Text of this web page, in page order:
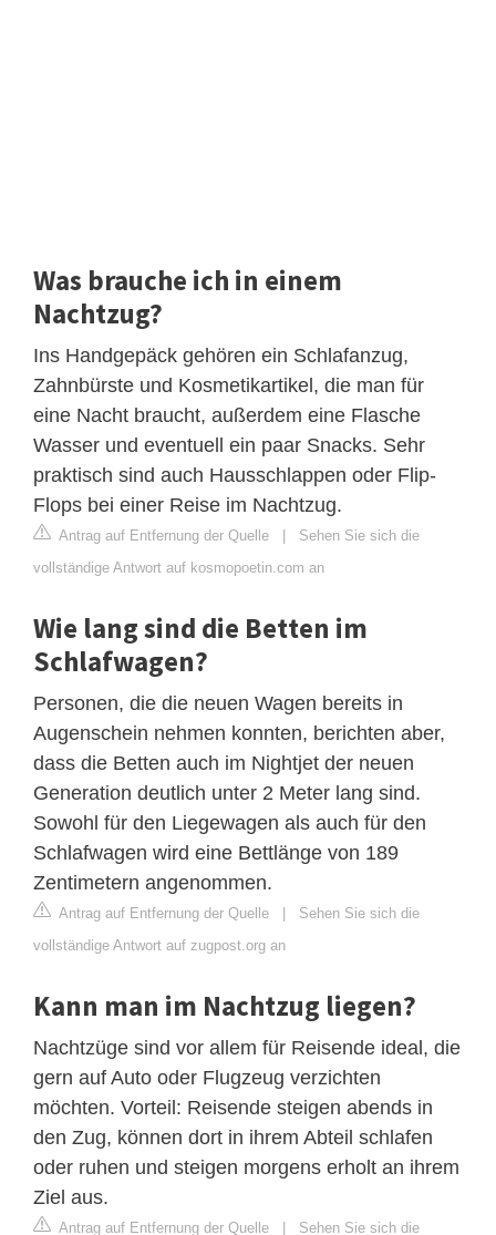
Was brauche ich in einem
Nachtzug?
Ins Handgepäck gehören ein Schlafanzug,
Zahnbürste und Kosmetikartikel, die man für
eine Nacht braucht, außerdem eine Flasche
Wasser und eventuell ein paar Snacks. Sehr
praktisch sind auch Hausschlappen oder Flip-
Flops bei einer Reise im Nachtzug.
Antrag auf Entfernung der Quelle | Sehen Sie sich die
vollständige Antwort auf kosmopoetin.com an
Wie lang sind die Betten im
Schlafwagen?
Personen, die die neuen Wagen bereits in
Augenschein nehmen konnten, berichten aber,
dass die Betten auch im Nightjet der neuen
Generation deutlich unter 2 Meter lang sind.
Sowohl für den Liegewagen als auch für den
Schlafwagen wird eine Bettlänge von 189
Zentimetern angenommen.
Antrag auf Entfernung der Quelle | Sehen Sie sich die
vollständige Antwort auf zugpost.org an
Kann man im Nachtzug liegen?
Nachtzüge sind vor allem für Reisende ideal, die
gern auf Auto oder Flugzeug verzichten
möchten. Vorteil: Reisende steigen abends in
den Zug, können dort in ihrem Abteil schlafen
oder ruhen und steigen morgens erholt an ihrem
Ziel aus.
Antrag auf Entfernung der Quelle | Sehen Sie sich die